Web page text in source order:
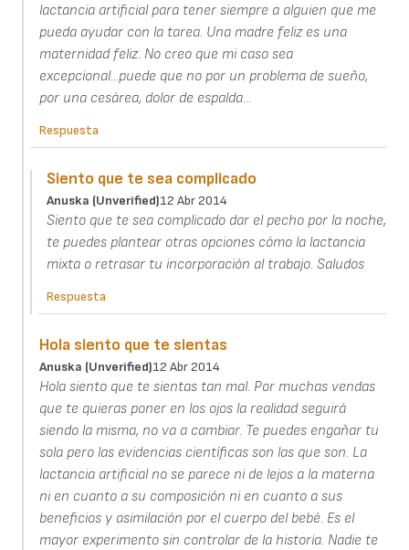
lactancia artificial para tener siempre a alguien que me
pueda ayudar con la tarea. Una madre feliz es una
maternidad feliz. No creo que mi caso sea
excepcional...puede que no por un problema de sueño,
por una cesárea, dolor de espalda...
Respuesta
Siento que te sea complicado
Anuska (unverified)12 Abr 2014
Siento que te sea complicado dar el pecho por la noche,
te puedes plantear otras opciones cómo la lactancia
mixta o retrasar tu incorporación al trabajo. Saludos
Respuesta
Hola siento que te sientas
Anuska (unverified)12 Abr 2014
Hola siento que te sientas tan mal. Por muchas vendas
que te quieras poner en los ojos la realidad seguirá
siendo la misma, no va a cambiar. Te puedes engañar tu
sola pero las evidencias científicas son las que son. La
lactancia artificial no se parece ni de lejos a la materna
ni en cuanto a su composición ni en cuanto a sus
beneficios y asimilación por el cuerpo del bebé. Es el
mayor experimento sin controlar de la historia. Nadie te